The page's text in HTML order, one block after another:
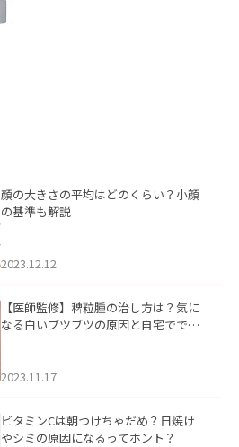
顔の大きさの平均はどのくらい？小顔
の基準も解説
2023.12.12
【医師監修】稗粒腫の治し方は？気に
なる白いブツブツの原因と自宅ででき
2023.11.17
ビタミンCは朝つけちゃだめ？日焼け
やシミの原因になるってホント？